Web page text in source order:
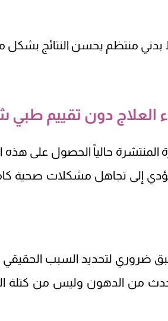
منتظم يحسن النتائج بشكل
العلاج دون تقييم
المنتشرة حالياً الحصول على
إلى تجاهل مشكلات صحية
ضروري لتحديد السبب الحقيقي
من الدهون وليس من كتلة